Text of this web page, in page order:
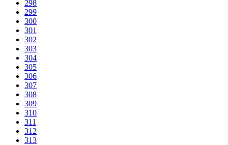
298
299
300
301
302
303
304
305
306
307
308
309
310
311
312
313